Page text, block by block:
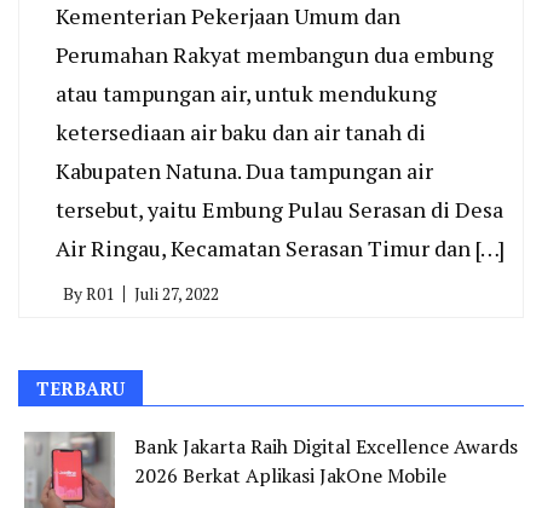
Kementerian Pekerjaan Umum dan
Perumahan Rakyat membangun dua embung
atau tampungan air, untuk mendukung
ketersediaan air baku dan air tanah di
Kabupaten Natuna. Dua tampungan air
tersebut, yaitu Embung Pulau Serasan di Desa
Air Ringau, Kecamatan Serasan Timur dan […]
ByR01 Juli 27, 2022
TERBARU
Bank Jakarta Raih Digital Excellence Awards
2026 Berkat Aplikasi JakOne Mobile